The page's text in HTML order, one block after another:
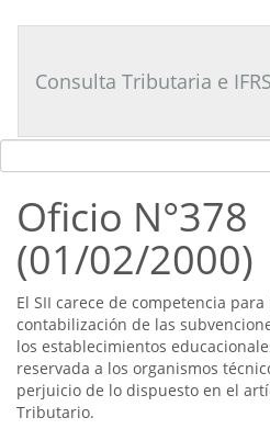
Tributario
Consulta Tributaria e IFRS
Oficio N°378
(01/02/2000)
El SII carece de competencia
contabilización de las
los establecimientos
reservada a los organismos
perjuicio de lo dispuesto en el
Tributario.